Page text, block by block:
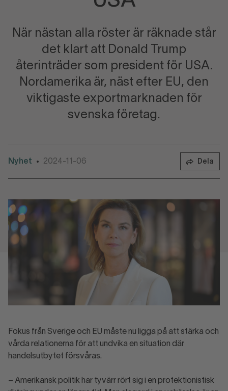
När nästan alla röster är räknade står
det klart att Donald Trump
återinträder som president för USA.
Nordamerika är, näst efter EU, den
viktigaste exportmarknaden för
svenska företag.
Nyhet • 2024-11-06 Dela
Fokus från Sverige och EU måste nu ligga på att stärka och
vårda relationerna för att undvika en situation där
handelsutbytet försvåras.
– Amerikansk politik har tyvärr rört sig i en protektionistisk